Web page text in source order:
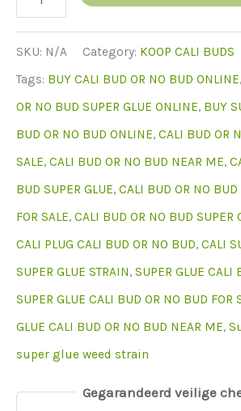
Cali
Bud
Super
Glue
Online
hoeveelheid
SKU: N/A Category: KOOP CALI BUDS
Tags: BUY CALI BUD OR NO BUD ONLINE,
OR NO BUD SUPER GLUE ONLINE, BUY
BUD OR NO BUD ONLINE, CALI BUD OR
SALE, CALI BUD OR NO BUD NEAR ME,
BUD SUPER GLUE, CALI BUD OR NO BUD
FOR SALE, CALI BUD OR NO BUD SUPER
CALI PLUG CALI BUD OR NO BUD, CALI
SUPER GLUE STRAIN, SUPER GLUE CALI
SUPER GLUE CALI BUD OR NO BUD FOR
GLUE CALI BUD OR NO BUD NEAR ME,
super glue weed strain
Gegarandeerd veilige